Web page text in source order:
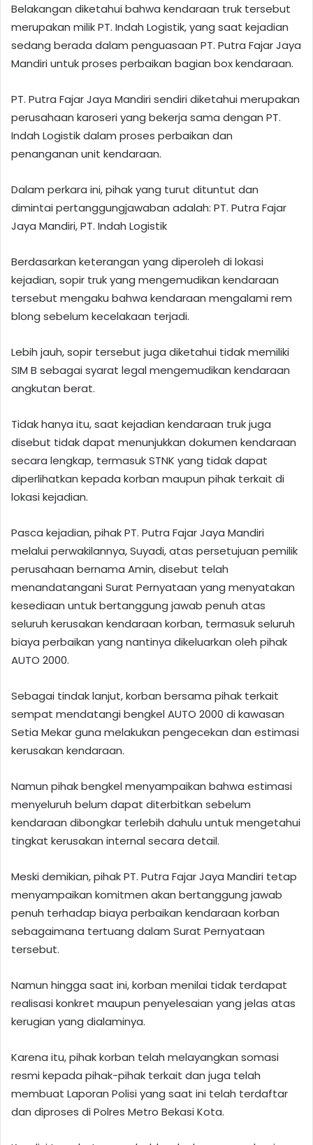
Belakangan diketahui bahwa kendaraan truk tersebut
merupakan milik PT. Indah Logistik, yang saat kejadian
sedang berada dalam penguasaan PT. Putra Fajar Jaya
Mandiri untuk proses perbaikan bagian box kendaraan.
PT. Putra Fajar Jaya Mandiri sendiri diketahui merupakan
perusahaan karoseri yang bekerja sama dengan PT.
Indah Logistik dalam proses perbaikan dan
penanganan unit kendaraan.
Dalam perkara ini, pihak yang turut dituntut dan
dimintai pertanggungjawaban adalah: PT. Putra Fajar
Jaya Mandiri, PT. Indah Logistik
Berdasarkan keterangan yang diperoleh di lokasi
kejadian, sopir truk yang mengemudikan kendaraan
tersebut mengaku bahwa kendaraan mengalami rem
blong sebelum kecelakaan terjadi.
Lebih jauh, sopir tersebut juga diketahui tidak memiliki
SIM B sebagai syarat legal mengemudikan kendaraan
angkutan berat.
Tidak hanya itu, saat kejadian kendaraan truk juga
disebut tidak dapat menunjukkan dokumen kendaraan
secara lengkap, termasuk STNK yang tidak dapat
diperlihatkan kepada korban maupun pihak terkait di
lokasi kejadian.
Pasca kejadian, pihak PT. Putra Fajar Jaya Mandiri
melalui perwakilannya, Suyadi, atas persetujuan pemilik
perusahaan bernama Amin, disebut telah
menandatangani Surat Pernyataan yang menyatakan
kesediaan untuk bertanggung jawab penuh atas
seluruh kerusakan kendaraan korban, termasuk seluruh
biaya perbaikan yang nantinya dikeluarkan oleh pihak
AUTO 2000.
Sebagai tindak lanjut, korban bersama pihak terkait
sempat mendatangi bengkel AUTO 2000 di kawasan
Setia Mekar guna melakukan pengecekan dan estimasi
kerusakan kendaraan.
Namun pihak bengkel menyampaikan bahwa estimasi
menyeluruh belum dapat diterbitkan sebelum
kendaraan dibongkar terlebih dahulu untuk mengetahui
tingkat kerusakan internal secara detail.
Meski demikian, pihak PT. Putra Fajar Jaya Mandiri tetap
menyampaikan komitmen akan bertanggung jawab
penuh terhadap biaya perbaikan kendaraan korban
sebagaimana tertuang dalam Surat Pernyataan
tersebut.
Namun hingga saat ini, korban menilai tidak terdapat
realisasi konkret maupun penyelesaian yang jelas atas
kerugian yang dialaminya.
Karena itu, pihak korban telah melayangkan somasi
resmi kepada pihak-pihak terkait dan juga telah
membuat Laporan Polisi yang saat ini telah terdaftar
dan diproses di Polres Metro Bekasi Kota.